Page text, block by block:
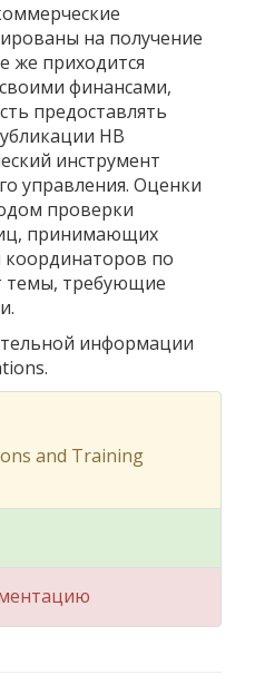
на получение
же приходится
финансами,
предоставлять
HB
инструмент
управления. Оценки
проверки
принимающих
по
темы, требующие
информации
and Training